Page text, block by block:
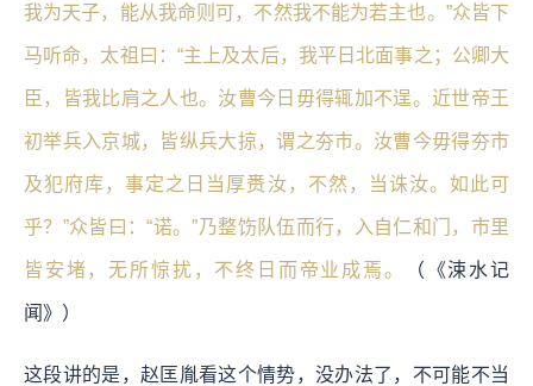
我为天子，能从我命则可，不然我不能为若主也。”众皆下
马听命，太祖曰：“主上及太后，我平日北面事之；公卿大
臣，皆我比肩之人也。汝曹今日毋得辄加不逞。近世帝王
初举兵入京城，皆纵兵大掠，谓之夯市。汝曹今毋得夯市
及犯府库，事定之日当厚赉汝，不然，当诛汝。如此可
乎？”众皆曰：“诺。”乃整饬队伍而行，入自仁和门，市里
皆安堵，无所惊扰，不终日而帝业成焉。 （《涑水记
闻》）
这段讲的是，赵匡胤看这个情势，没办法了，不可能不当